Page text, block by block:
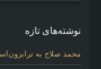
نوشته‌های تازه
محمد صلاح به